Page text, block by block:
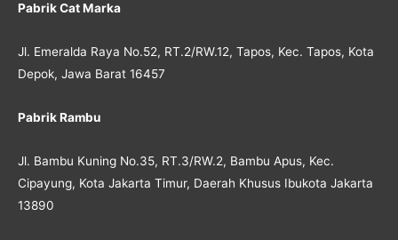
Pabrik Cat Marka
Jl. Emeralda Raya No.52, RT.2/RW.12, Tapos, Kec. Tapos, Kota
Depok, Jawa Barat 16457
Pabrik Rambu
Jl. Bambu Kuning No.35, RT.3/RW.2, Bambu Apus, Kec.
Cipayung, Kota Jakarta Timur, Daerah Khusus Ibukota Jakarta
13890